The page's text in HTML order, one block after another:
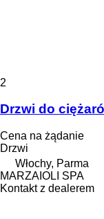
2
Drzwi do
Cena na żądanie
Drzwi
Włochy, Parma
MARZAIOLI SPA
Kontakt z dealerem